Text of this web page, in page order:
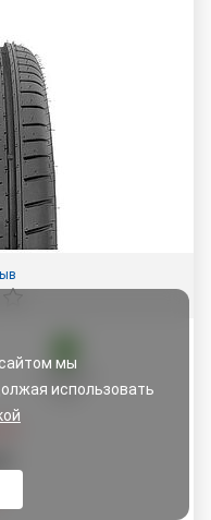
мы
использовать
5 ЛЕТ